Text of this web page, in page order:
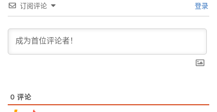
订阅评论 登录
0 评论